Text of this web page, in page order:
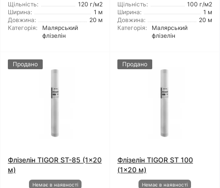
Щільність:
120 г/м2
Ширина:
1 м
Довжина:
20 м
Категорія:
Малярський
флізелін
Щільність:
100 г/м2
Ширина:
1 м
Довжина:
20 м
Категорія:
Малярський
флізелін
Продано
Флізелін TIGOR ST-85 (1x20
м)
Немає в наявності
Продано
Флізелін TIGOR ST 100
(1x20 м)
Немає в наявності